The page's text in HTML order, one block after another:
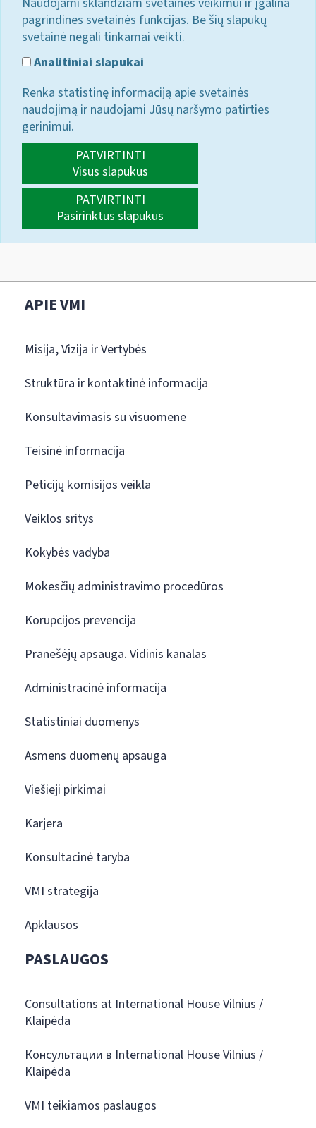
pagrindines svetainės funkcijas. Be šių slapukų
svetainė negali tinkamai veikti.
Analitiniai slapukai
Renka statistinę informaciją apie svetainės
naudojimą ir naudojami Jūsų naršymo patirties
gerinimui.
PATVIRTINTI
Visus slapukus
PATVIRTINTI
Pasirinktus slapukus
APIE VMI
Misija, Vizija ir Vertybės
Struktūra ir kontaktinė informacija
Konsultavimasis su visuomene
Teisinė informacija
Peticijų komisijos veikla
Veiklos sritys
Kokybės vadyba
Mokesčių administravimo procedūros
Korupcijos prevencija
Pranešėjų apsauga. Vidinis kanalas
Administracinė informacija
Statistiniai duomenys
Asmens duomenų apsauga
Viešieji pirkimai
Karjera
Konsultacinė taryba
VMI strategija
Apklausos
PASLAUGOS
Consultations at International House Vilnius /
Klaipėda
Консультации в International House Vilnius /
Klaipėda
VMI teikiamos paslaugos